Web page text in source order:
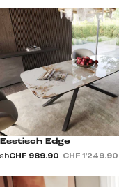
Esstisch Edge
abCHF 989.90 CHF 1’249.90